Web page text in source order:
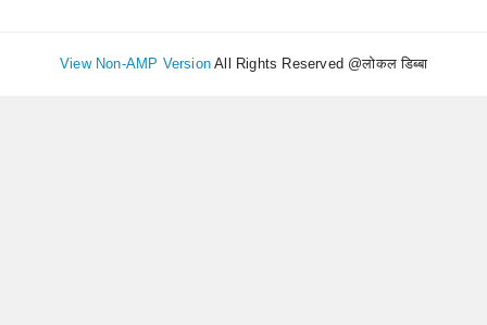
View Non-AMP Version All Rights Reserved @लोकल डिब्बा